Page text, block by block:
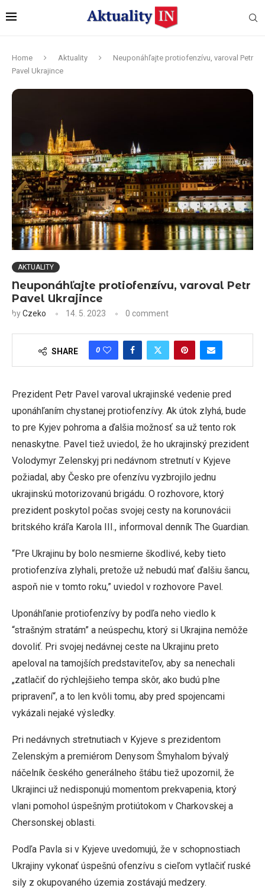
Home Aktuality
Neuponáhľajte protiofenzívu, varoval Petr
Pavel Ukrajince
AKTUALITY
Neuponáhľajte protiofenzívu, varoval Petr
Pavel Ukrajince
byCzeko 14. 5. 2023 0 comment
SHARE 0
Prezident Petr Pavel varoval ukrajinské vedenie pred
uponáhľaním chystanej protiofenzívy. Ak útok zlyhá, bude
to pre Kyjev pohroma a ďalšia možnosť sa už tento rok
nenaskytne. Pavel tiež uviedol, že ho ukrajinský prezident
Volodymyr Zelenskyj pri nedávnom stretnutí v Kyjeve
požiadal, aby Česko pre ofenzívu vyzbrojilo jednu
ukrajinskú motorizovanú brigádu. O rozhovore, ktorý
prezident poskytol počas svojej cesty na korunovácii
britského kráľa Karola III., informoval denník The Guardian.
“Pre Ukrajinu by bolo nesmierne škodlivé, keby tieto
protiofenzíva zlyhali, pretože už nebudú mať ďalšiu šancu,
aspoň nie v tomto roku,” uviedol v rozhovore Pavel.
Uponáhľanie protiofenzívy by podľa neho viedlo k
“strašným stratám” a neúspechu, ktorý si Ukrajina nemôže
dovoliť. Pri svojej nedávnej ceste na Ukrajinu preto
apeloval na tamojších predstaviteľov, aby sa nenechali
„zatlačiť do rýchlejšieho tempa skôr, ako budú plne
pripravení“, a to len kvôli tomu, aby pred spojencami
vykázali nejaké výsledky.
Pri nedávnych stretnutiach v Kyjeve s prezidentom
Zelenským a premiérom Denysom Šmyhalom bývalý
náčelník českého generálneho štábu tiež upozornil, že
Ukrajinci už nedisponujú momentom prekvapenia, ktorý
vlani pomohol úspešným protiútokom v Charkovskej a
Chersonskej oblasti.
Podľa Pavla si v Kyjeve uvedomujú, že v schopnostiach
Ukrajiny vykonať úspešnú ofenzívu s cieľom vytlačiť ruské
sily z okupovaného územia zostávajú medzery.